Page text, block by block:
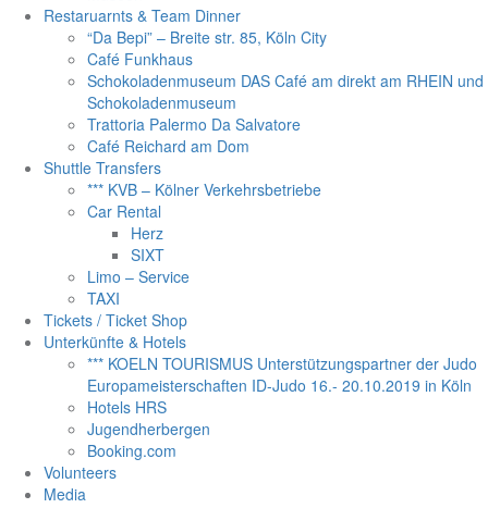
Restaruarnts & Team Dinner
“Da Bepi” – Breite str. 85, Köln City
Café Funkhaus
Schokoladenmuseum DAS Café am direkt am RHEIN und
Schokoladenmuseum
Trattoria Palermo Da Salvatore
Café Reichard am Dom
Shuttle Transfers
*** KVB – Kölner Verkehrsbetriebe
Car Rental
Herz
SIXT
Limo – Service
TAXI
Tickets / Ticket Shop
Unterkünfte & Hotels
*** KOELN TOURISMUS Unterstützungspartner der Judo
Europameisterschaften ID-Judo 16.- 20.10.2019 in Köln
Hotels HRS
Jugendherbergen
Booking.com
Volunteers
Media